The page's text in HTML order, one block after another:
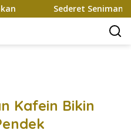
Sederet Seniman
Kafein Bikin